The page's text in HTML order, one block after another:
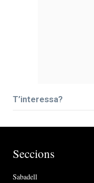
T’interessa?
Seccions
Sabadell